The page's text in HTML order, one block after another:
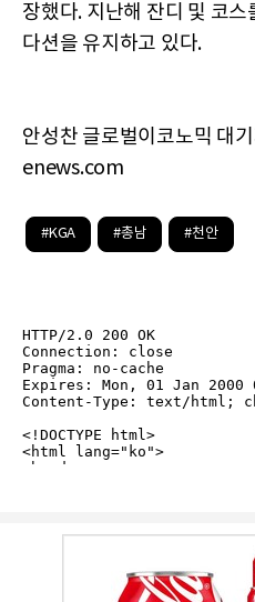
장했다. 지난해 잔디 및 코
다션을 유지하고 있다.
안성찬 글로벌이코노믹 대
enews.com
#KGA #총남 #천안